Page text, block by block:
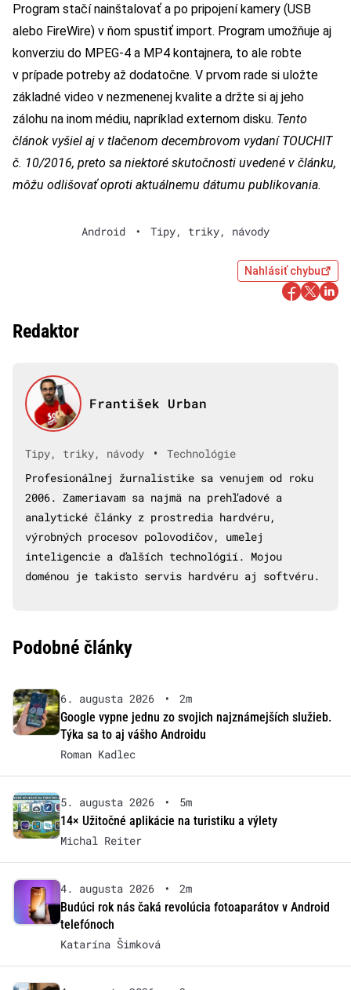
Program stačí nainštalovať a po pripojení kamery (USB
alebo FireWire) v ňom spustiť import. Program umožňuje aj
konverziu do MPEG-4 a MP4 kontajnera, to ale robte
v prípade potreby až dodatočne. V prvom rade si uložte
základné video v nezmenenej kvalite a držte si aj jeho
zálohu na inom médiu, napríklad externom disku. Tento
článok vyšiel aj v tlačenom decembrovom vydaní TOUCHIT
č. 10/2016, preto sa niektoré skutočnosti uvedené v článku,
môžu odlišovať oproti aktuálnemu dátumu publikovania.
Android • Tipy, triky, návody
Nahlásiť chybu
Redaktor
František Urban
Tipy, triky, návody •
Technológie
Profesionálnej žurnalistike sa venujem od roku
2006. Zameriavam sa najmä na prehľadové a
analytické články z prostredia hardvéru,
výrobných procesov polovodičov, umelej
inteligencie a ďalších technológií. Mojou
doménou je takisto servis hardvéru aj softvéru.
Podobné články
6. augusta 2026 •
2m
Google vypne jednu zo svojich najznámejších služieb.
Týka sa to aj vášho Androidu
Roman Kadlec
5. augusta 2026 •
5m
14× Užitočné aplikácie na turistiku a výlety
Michal Reiter
4. augusta 2026 •
2m
Budúci rok nás čaká revolúcia fotoaparátov v Android
telefónoch
Katarína Šimková